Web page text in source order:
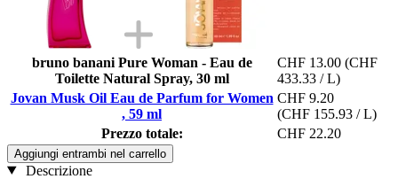
bruno banani Pure Woman - Eau de
Toilette Natural Spray, 30 ml
CHF 13.00 (CHF
433.33 / L)
Jovan Musk Oil Eau de Parfum for Women
, 59 ml
CHF 9.20
(CHF 155.93 / L)
Prezzo totale:
CHF 22.20
Aggiungi entrambi nel carrello
Descrizione